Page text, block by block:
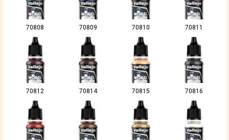
70808 70809 70810 70811
70812 70814 70815 70816